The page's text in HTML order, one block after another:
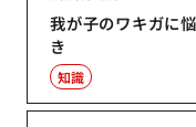
我が子のワキガに
き
知識